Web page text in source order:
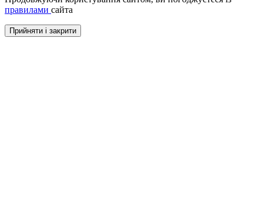
правилами сайта
Прийняти і закрити